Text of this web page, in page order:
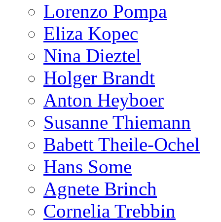
Lorenzo Pompa
Eliza Kopec
Nina Dieztel
Holger Brandt
Anton Heyboer
Susanne Thiemann
Babett Theile-Ochel
Hans Some
Agnete Brinch
Cornelia Trebbin